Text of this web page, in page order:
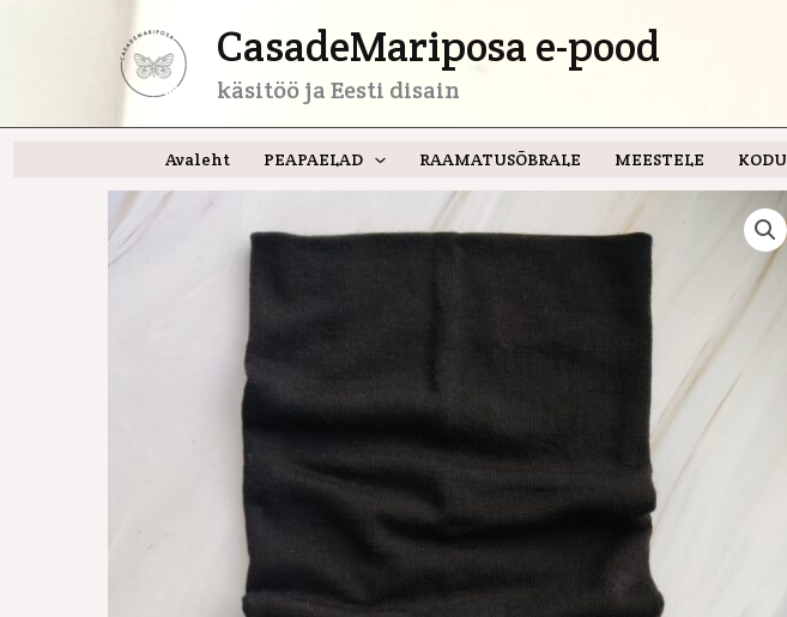
CasadeMariposa e-pood
käsitöö ja Eesti disain
Avaleht PEAPAELAD RAAMATUSÕBRALE MEESTELE KODU